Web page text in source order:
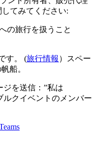
てみてください:
の旅行を扱うこと
す。 (旅行情報 ）スペー
船。
ジを送信：”私は
ルクイベントのメンバー